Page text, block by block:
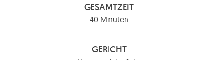
GESAMTZEIT
40 Minuten
Minuten
GERICHT